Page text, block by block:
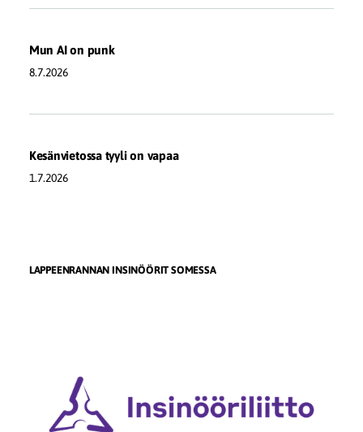
Mun AI on punk
8.7.2026
Kesänvietossa tyyli on vapaa
1.7.2026
LAPPEENRANNAN INSINÖÖRIT SOMESSA